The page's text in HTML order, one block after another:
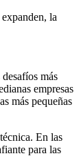
la
más
empresas
más pequeñas
En las
para las